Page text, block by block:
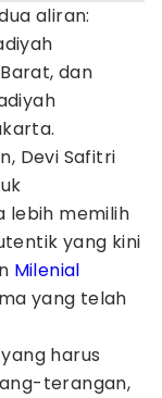
aliran:
dan
Devi Safitri
lebih memilih
yang kini
Milenial
yang telah
harus
terangan,